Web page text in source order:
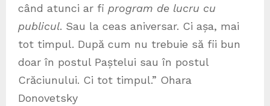
când atunci ar fi program de lucru cu
publicul. Sau la ceas aniversar. Ci așa, mai
tot timpul. După cum nu trebuie să fii bun
doar în postul Paștelui sau în postul
Crăciunului. Ci tot timpul.” Ohara
Donovetsky